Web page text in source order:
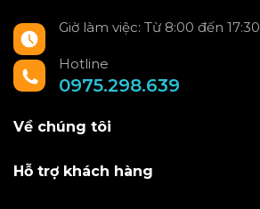
Giờ làm việc: Từ 8:00 đến 17:30
Hotline
0975.298.639
Về chúng tôi
Hỗ trợ khách hàng